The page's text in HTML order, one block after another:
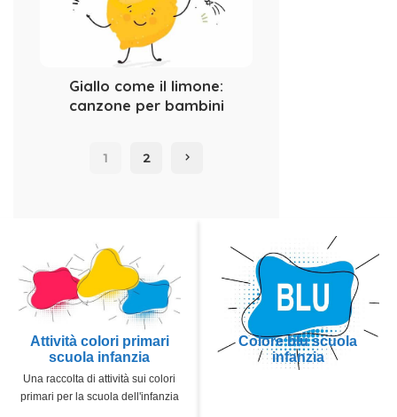
Giallo come il limone:
canzone per bambini
1 2
Attività colori primari
scuola infanzia
Una raccolta di attività sui colori
primari per la scuola dell'infanzia
Colore blu scuola
infanzia